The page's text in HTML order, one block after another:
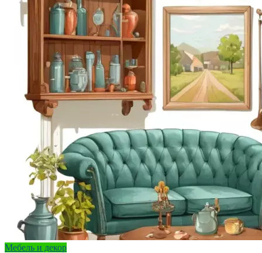
Мебель и декор